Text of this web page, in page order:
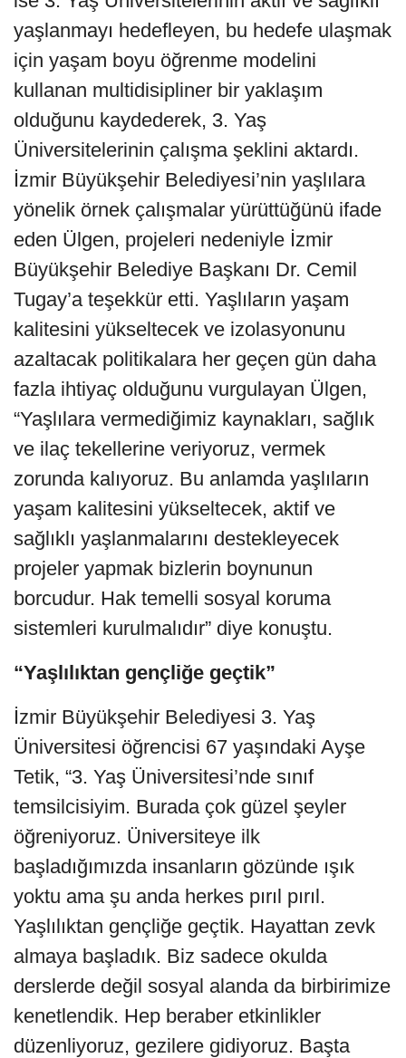
yaşlanmayı hedefleyen, bu hedefe ulaşmak
için yaşam boyu öğrenme modelini
kullanan multidisipliner bir yaklaşım
olduğunu kaydederek, 3. Yaş
Üniversitelerinin çalışma şeklini aktardı.
İzmir Büyükşehir Belediyesi’nin yaşlılara
yönelik örnek çalışmalar yürüttüğünü ifade
eden Ülgen, projeleri nedeniyle İzmir
Büyükşehir Belediye Başkanı Dr. Cemil
Tugay’a teşekkür etti. Yaşlıların yaşam
kalitesini yükseltecek ve izolasyonunu
azaltacak politikalara her geçen gün daha
fazla ihtiyaç olduğunu vurgulayan Ülgen,
“Yaşlılara vermediğimiz kaynakları, sağlık
ve ilaç tekellerine veriyoruz, vermek
zorunda kalıyoruz. Bu anlamda yaşlıların
yaşam kalitesini yükseltecek, aktif ve
sağlıklı yaşlanmalarını destekleyecek
projeler yapmak bizlerin boynunun
borcudur. Hak temelli sosyal koruma
sistemleri kurulmalıdır” diye konuştu.
“Yaşlılıktan gençliğe geçtik”
İzmir Büyükşehir Belediyesi 3. Yaş
Üniversitesi öğrencisi 67 yaşındaki Ayşe
Tetik, “3. Yaş Üniversitesi’nde sınıf
temsilcisiyim. Burada çok güzel şeyler
öğreniyoruz. Üniversiteye ilk
başladığımızda insanların gözünde ışık
yoktu ama şu anda herkes pırıl pırıl.
Yaşlılıktan gençliğe geçtik. Hayattan zevk
almaya başladık. Biz sadece okulda
derslerde değil sosyal alanda da birbirimize
kenetlendik. Hep beraber etkinlikler
düzenliyoruz, gezilere gidiyoruz. Başta